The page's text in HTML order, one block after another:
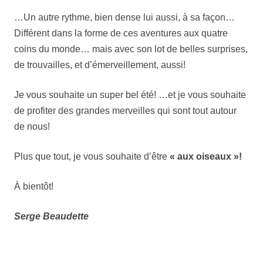
…Un autre rythme, bien dense lui aussi, à sa façon…
Différent dans la forme de ces aventures aux quatre
coins du monde… mais avec son lot de belles surprises,
de trouvailles, et d’émerveillement, aussi!
Je vous souhaite un super bel été! …et je vous souhaite
de profiter des grandes merveilles qui sont tout autour
de nous!
Plus que tout, je vous souhaite d’être « aux oiseaux »!
À bientôt!
Serge Beaudette